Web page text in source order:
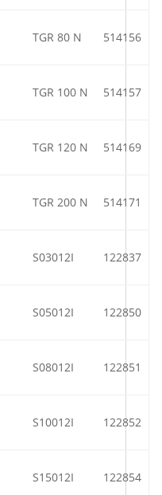
TGR 80 N 514156
TGR 100 N 514157
TGR 120 N 514169
TGR 200 N 514171
S03012I 122837
S05012I 122850
S08012I 122851
S10012I 122852
S15012I 122854